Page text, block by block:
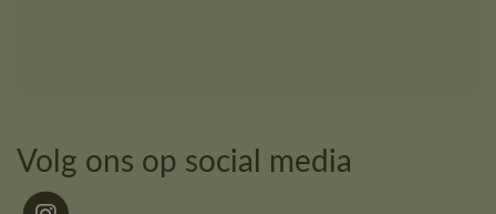
Volg ons op social media